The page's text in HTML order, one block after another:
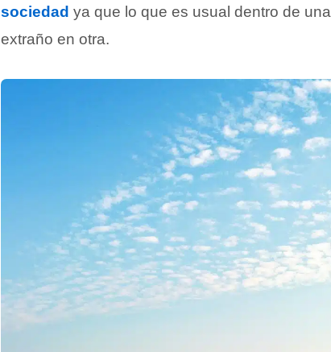
sociedad ya que lo que es usual dentro de una
extraño en otra.